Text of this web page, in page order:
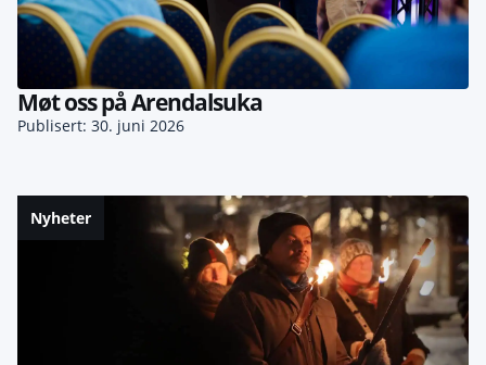
Møt oss på Arendalsuka
Publisert: 30. juni 2026
Nyheter